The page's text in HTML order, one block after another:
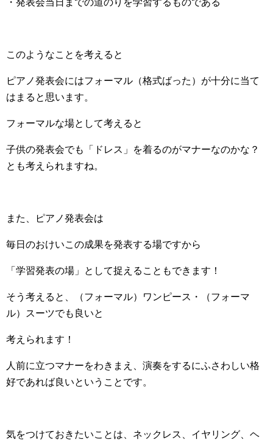
・発表会当日までの道のりを学習するものである
このようなことを考えると
ピアノ発表会にはフォーマル（格式ばった）が十分に当て
はまると思います。
フォーマルな場として考えると
子供の発表会でも「ドレス」を着るのがマナーなのかな？
とも考えられますね。
また、ピアノ発表会は
毎日のおけいこの成果を発表する場ですから
「学習発表の場」として捉えることもできます！
そう考えると、（フォーマル）ワンピース・（フォーマ
ル）スーツでも良いと
考えられます！
人前に立つマナーをわきまえ、演奏をするにふさわしい格
好であれば良いということです。
気をつけておきたいことは、ネックレス、イヤリング、ヘ